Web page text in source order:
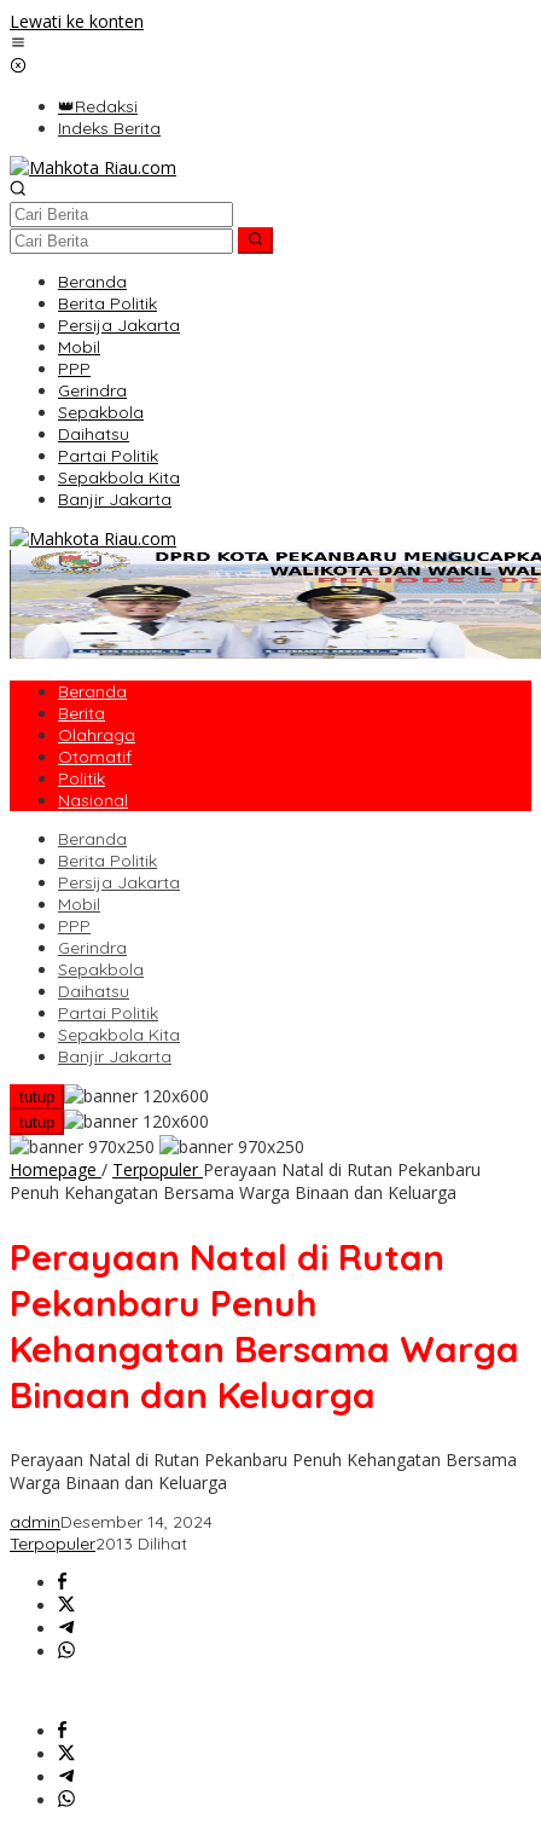
Lewati ke konten
👑Redaksi
Indeks Berita
Beranda
Berita Politik
Persija Jakarta
Mobil
PPP
Gerindra
Sepakbola
Daihatsu
Partai Politik
Sepakbola Kita
Banjir Jakarta
Beranda
Berita
Olahraga
Otomatif
Politik
Nasional
Beranda
Berita Politik
Persija Jakarta
Mobil
PPP
Gerindra
Sepakbola
Daihatsu
Partai Politik
Sepakbola Kita
Banjir Jakarta
tutup
tutup
Homepage / Terpopuler Perayaan Natal di Rutan Pekanbaru
Penuh Kehangatan Bersama Warga Binaan dan Keluarga
Perayaan Natal di Rutan
Pekanbaru Penuh
Kehangatan Bersama Warga
Binaan dan Keluarga
Perayaan Natal di Rutan Pekanbaru Penuh Kehangatan Bersama
Warga Binaan dan Keluarga
adminDesember 14, 2024
Terpopuler2013 Dilihat